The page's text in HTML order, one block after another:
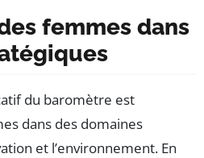
femmes dans
du baromètre est
dans des domaines
et l’environnement. En